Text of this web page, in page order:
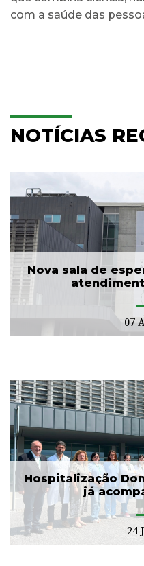
com a saúde das
NOTÍCIAS
Nova sala de
07
Hospitalização
já
24